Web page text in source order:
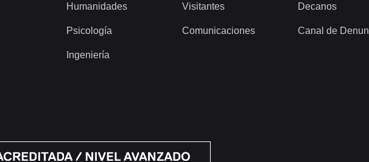
Humanidades
Psicología
Ingeniería
Visitantes
Comunicaciones
Decanos
Canal de